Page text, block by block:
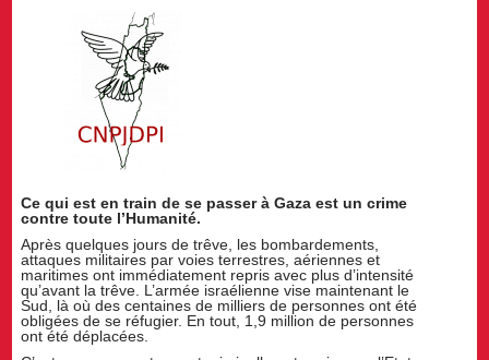
Ce qui est en train de se passer à Gaza est un crime
contre toute l’Humanité.
Après quelques jours de trêve, les bombardements,
attaques militaires par voies terrestres, aériennes et
maritimes ont immédiatement repris avec plus d’intensité
qu’avant la trêve. L’armée israélienne vise maintenant le
Sud, là où des centaines de milliers de personnes ont été
obligées de se réfugier. En tout, 1,9 million de personnes
ont été déplacées.